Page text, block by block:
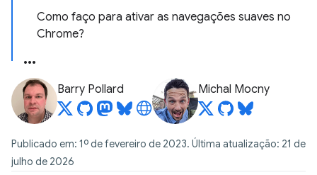
Como faço para ativar as navegações suaves no
Chrome?
Barry Pollard Michal Mocny
Publicado em: 1º de fevereiro de 2023. Última atualização: 21 de
julho de 2026